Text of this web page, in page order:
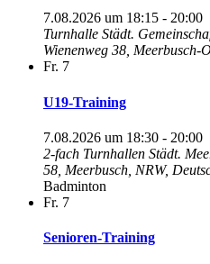
7.08.2026 um 18:15 - 20:00
Turnhalle Städt.
Wienenweg 38, Meerbusch-
Fr. 7
U19-Training
7.08.2026 um 18:30 - 20:00
2-fach Turnhallen Städt.
58, Meerbusch, NRW,
Badminton
Fr. 7
Senioren-Training